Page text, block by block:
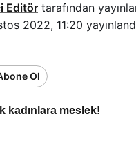
Editör tarafından
2022, 11:20
Ol
kadınlara meslek!